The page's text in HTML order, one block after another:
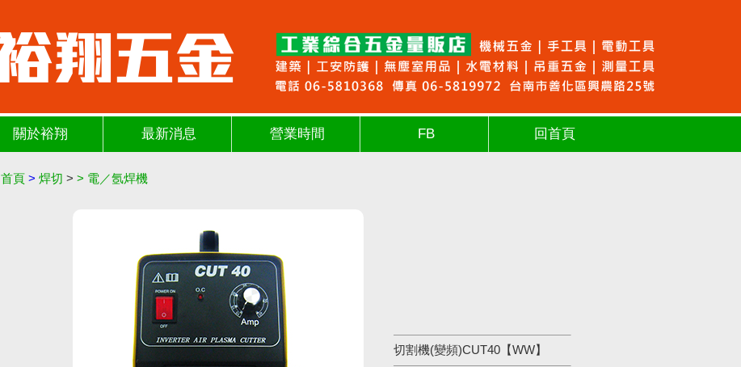
關於裕翔 最新消息 營業時間 FB 回首頁
首頁 > 焊切 > > 電／氬焊機
切割機(變頻)CUT40【WW】